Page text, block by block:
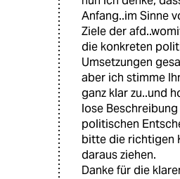
Anfang..im Sinne
Ziele der
die konkreten
Umsetzungen
aber ich stimme
ganz klar zu..und
lose
politischen
bitte die richtigen
daraus ziehen.
Danke für die